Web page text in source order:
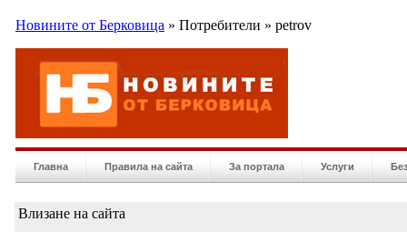
Новините от Берковица » Потребители » petrov
Главна Правила на сайта За портала Услуги
Влизане на сайта